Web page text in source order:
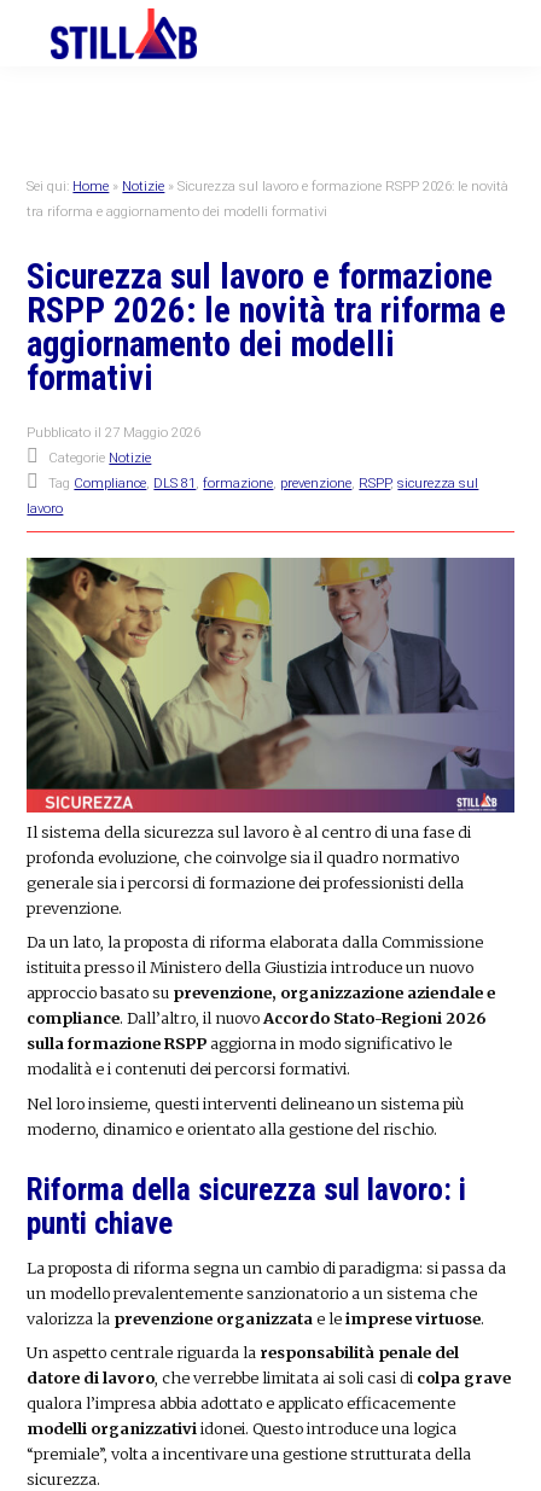
primary
primary
Sei qui: Home » Notizie »Sicurezza sul lavoro e formazione RSPP 2026: le novità
tra riforma e aggiornamento dei modelli formativi
Sicurezza sul lavoro e formazione
RSPP 2026: le novità tra riforma e
aggiornamento dei modelli
formativi
Pubblicato il27 Maggio 2026
Categorie Notizie
Tag Compliance, DLS 81 ,formazione, prevenzione, RSPP,sicurezza sul
lavoro
Il sistema della sicurezza sul lavoro è al centro di una fase di
profonda evoluzione, che coinvolge sia il quadro normativo
generale sia i percorsi di formazione dei professionisti della
prevenzione.
Da un lato, la proposta di riforma elaborata dalla Commissione
istituita presso il Ministero della Giustizia introduce un nuovo
approccio basato su prevenzione, organizzazione aziendale e
compliance. Dall’altro, il nuovoAccordo Stato-Regioni 2026
sulla formazione RSPPaggiorna in modo significativo le
modalità e i contenuti dei percorsi formativi.
Nel loro insieme, questi interventi delineano un sistema più
moderno, dinamico e orientato alla gestione del rischio.
Riforma della sicurezza sul lavoro: i
punti chiave
La proposta di riforma segna un cambio di paradigma: si passa da
un modello prevalentemente sanzionatorio a un sistema che
valorizza la prevenzione organizzata e leimprese virtuose.
Un aspetto centrale riguarda la responsabilità penale del
datore di lavoro , che verrebbe limitata ai soli casi di colpa grave
qualora l’impresa abbia adottato e applicato efficacemente
modelli organizzativi idonei. Questo introduce una logica
“premiale”, volta a incentivare una gestione strutturata della
sicurezza.